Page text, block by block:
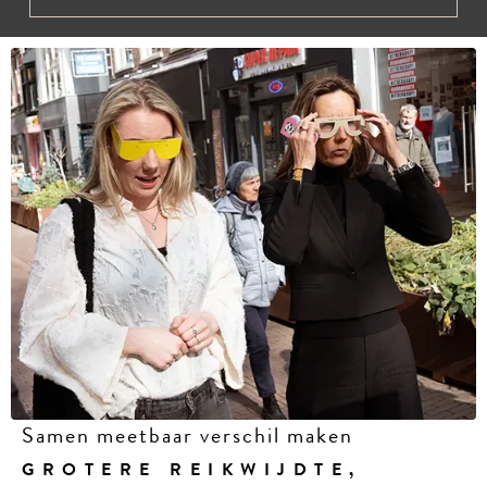
Samen meetbaar verschil maken
GROTERE REIKWIJDTE,